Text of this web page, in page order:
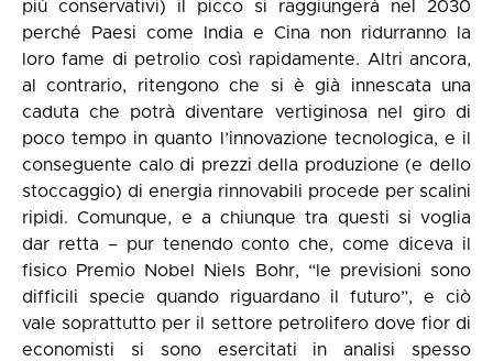
più conservativi) il picco si raggiungerà nel 2030
perché Paesi come India e Cina non ridurranno la
loro fame di petrolio così rapidamente. Altri ancora,
al contrario, ritengono che si è già innescata una
caduta che potrà diventare vertiginosa nel giro di
poco tempo in quanto l’innovazione tecnologica, e il
conseguente calo di prezzi della produzione (e dello
stoccaggio) di energia rinnovabili procede per scalini
ripidi. Comunque, e a chiunque tra questi si voglia
dar retta – pur tenendo conto che, come diceva il
fisico Premio Nobel Niels Bohr, “le previsioni sono
difficili specie quando riguardano il futuro”, e ciò
vale soprattutto per il settore petrolifero dove fior di
economisti si sono esercitati in analisi spesso